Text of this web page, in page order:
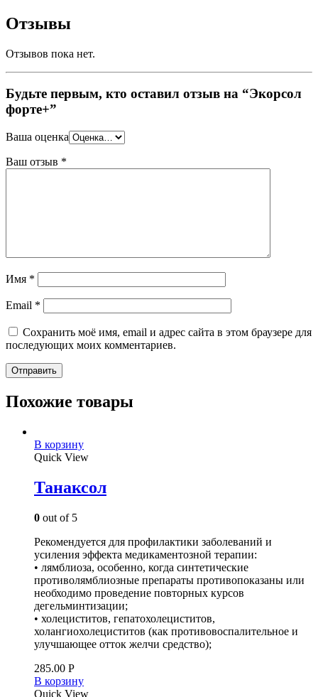
Отзывы
Отзывов пока нет.
Будьте первым, кто оставил отзыв на “Экорсол
форте+”
Ваша оценка
Ваш отзыв *
Имя *
Email *
Сохранить моё имя, email и адрес сайта в этом браузере для
последующих моих комментариев.
Похожие товары
В корзину
Quick View
Танаксол
0 out of 5
Рекомендуется для профилактики заболеваний и
усиления эффекта медикаментозной терапии:
• лямблиоза, особенно, когда синтетические
противолямблиозные препараты противопоказаны или
необходимо проведение повторных курсов
дегельминтизации;
• холециститов, гепатохолециститов,
холангиохолециститов (как противовоспалительное и
улучшающее отток желчи средство);
285.00 Р
В корзину
Quick View